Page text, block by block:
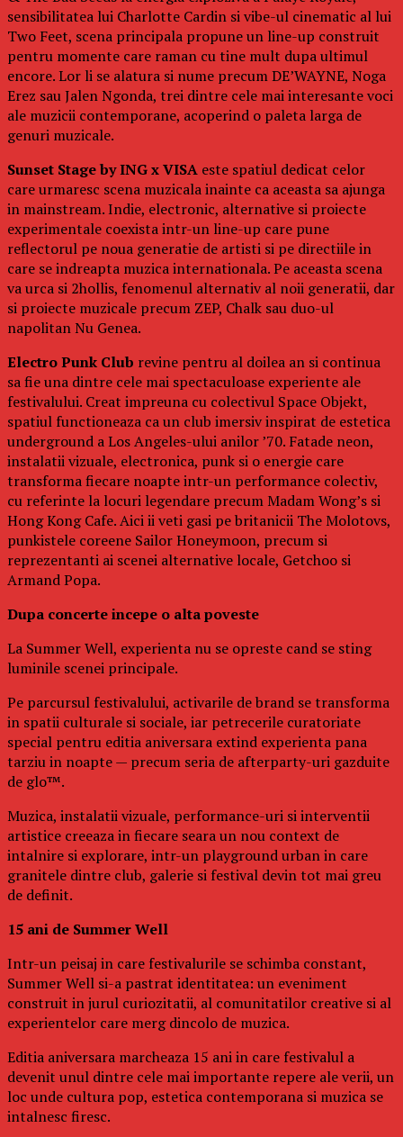
sensibilitatea lui Charlotte Cardin si vibe-ul cinematic al lui
Two Feet, scena principala propune un line-up construit
pentru momente care raman cu tine mult dupa ultimul
encore. Lor li se alatura si nume precum DE’WAYNE, Noga
Erez sau Jalen Ngonda, trei dintre cele mai interesante voci
ale muzicii contemporane, acoperind o paleta larga de
genuri muzicale.
Sunset Stage by ING x VISA este spatiul dedicat celor
care urmaresc scena muzicala inainte ca aceasta sa ajunga
in mainstream. Indie, electronic, alternative si proiecte
experimentale coexista intr-un line-up care pune
reflectorul pe noua generatie de artisti si pe directiile in
care se indreapta muzica internationala. Pe aceasta scena
va urca si 2hollis, fenomenul alternativ al noii generatii, dar
si proiecte muzicale precum ZEP, Chalk sau duo-ul
napolitan Nu Genea.
Electro Punk Club revine pentru al doilea an si continua
sa fie una dintre cele mai spectaculoase experiente ale
festivalului. Creat impreuna cu colectivul Space Objekt,
spatiul functioneaza ca un club imersiv inspirat de estetica
underground a Los Angeles-ului anilor ’70. Fatade neon,
instalatii vizuale, electronica, punk si o energie care
transforma fiecare noapte intr-un performance colectiv,
cu referinte la locuri legendare precum Madam Wong’s si
Hong Kong Cafe. Aici ii veti gasi pe britanicii The Molotovs,
punkistele coreene Sailor Honeymoon, precum si
reprezentanti ai scenei alternative locale, Getchoo si
Armand Popa.
Dupa concerte incepe o alta poveste
La Summer Well, experienta nu se opreste cand se sting
luminile scenei principale.
Pe parcursul festivalului, activarile de brand se transforma
in spatii culturale si sociale, iar petrecerile curatoriate
special pentru editia aniversara extind experienta pana
tarziu in noapte — precum seria de afterparty-uri gazduite
de glo™.
Muzica, instalatii vizuale, performance-uri si interventii
artistice creeaza in fiecare seara un nou context de
intalnire si explorare, intr-un playground urban in care
granitele dintre club, galerie si festival devin tot mai greu
de definit.
15 ani de Summer Well
Intr-un peisaj in care festivalurile se schimba constant,
Summer Well si-a pastrat identitatea: un eveniment
construit in jurul curiozitatii, al comunitatilor creative si al
experientelor care merg dincolo de muzica.
Editia aniversara marcheaza 15 ani in care festivalul a
devenit unul dintre cele mai importante repere ale verii, un
loc unde cultura pop, estetica contemporana si muzica se
intalnesc firesc.